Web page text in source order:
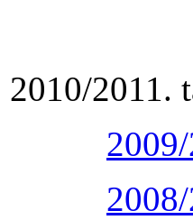
2010/2011.